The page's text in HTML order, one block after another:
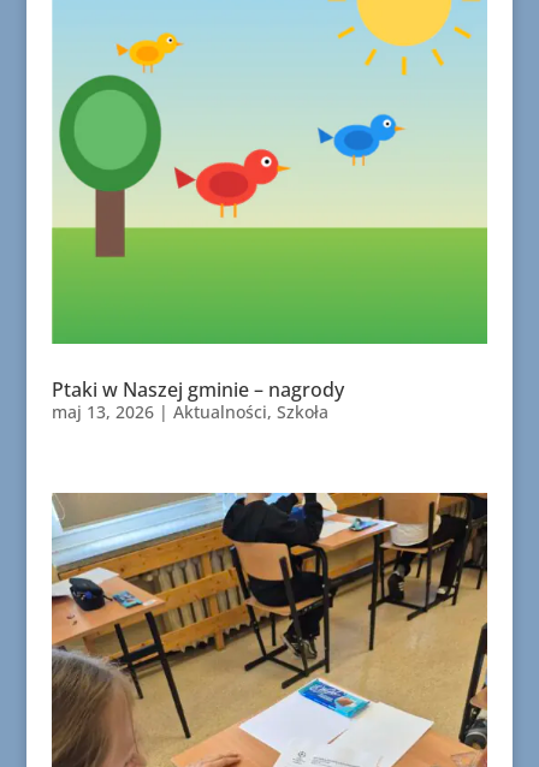
Ptaki w Naszej gminie – nagrody
maj 13, 2026| Aktualności, Szkoła